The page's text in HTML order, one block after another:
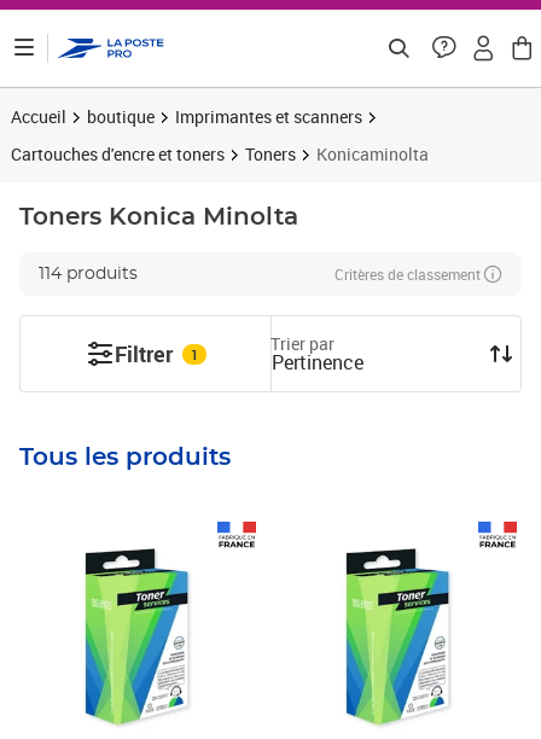
Accueil boutique
Imprimantes et scanners
Cartouches d'encre et toners
Toners Konicaminolta
Toners Konica Minolta
114 produits Critères de classement
Filtrer 1 Trier par
Pertinence
Tous les produits